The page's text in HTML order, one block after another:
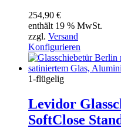
254,90 €
enthält 19 % MwSt.
zzgl. Versand
Konfigurieren
1-flügelig
Levidor
SoftClose